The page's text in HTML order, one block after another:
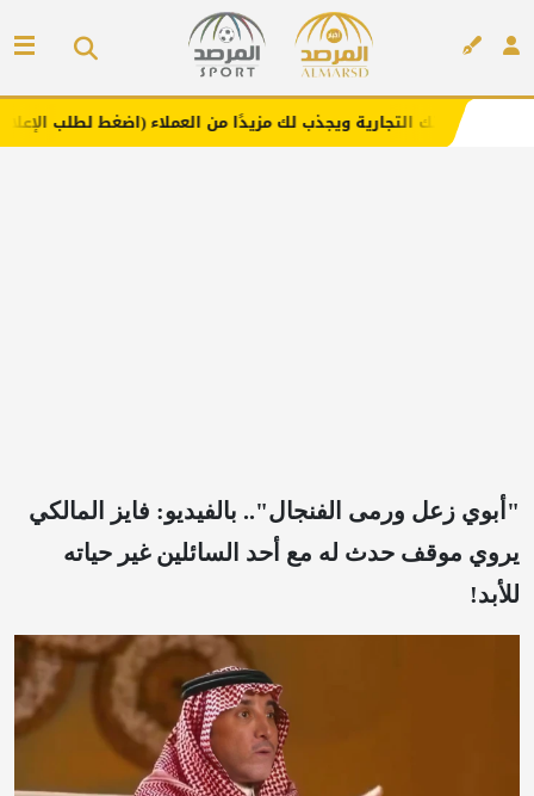
ويجذب لك مزيدًا من العملاء (اضغط لطلب الإعلان)
"أبوي زعل ورمى الفنجال".. بالفيديو: فايز المالكي
يروي موقف حدث له مع أحد السائلين غير حياته
للأبد!